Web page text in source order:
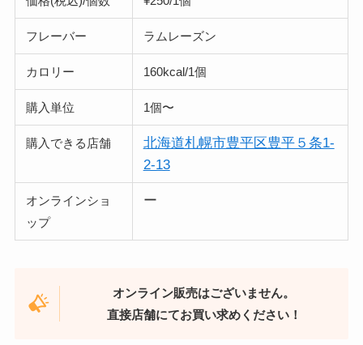
フレーバー ラムレーズン
カロリー 160kcal/1個
購入単位 1個〜
購入できる店舗
北海道札幌市豊平区豊平５条1-
2-13
オンラインショ
ップ
ー
オンライン販売はございません。
直接店舗にてお買い求めください！